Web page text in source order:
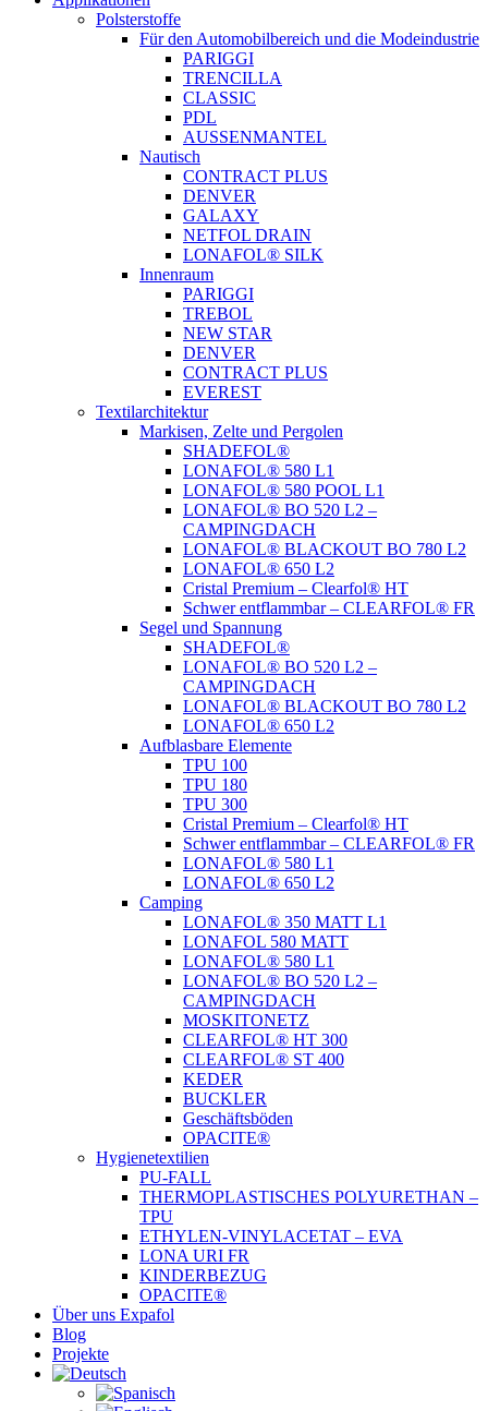
Polsterstoffe
Für den Automobilbereich und die Modeindustrie
PARIGGI
TRENCILLA
CLASSIC
PDL
AUSSENMANTEL
Nautisch
CONTRACT PLUS
DENVER
GALAXY
NETFOL DRAIN
LONAFOL® SILK
Innenraum
PARIGGI
TREBOL
NEW STAR
DENVER
CONTRACT PLUS
EVEREST
Textilarchitektur
Markisen, Zelte und Pergolen
SHADEFOL®
LONAFOL® 580 L1
LONAFOL® 580 POOL L1
LONAFOL® BO 520 L2 –
CAMPINGDACH
LONAFOL® BLACKOUT BO 780 L2
LONAFOL® 650 L2
Cristal Premium – Clearfol® HT
Schwer entflammbar – CLEARFOL® FR
Segel und Spannung
SHADEFOL®
LONAFOL® BO 520 L2 –
CAMPINGDACH
LONAFOL® BLACKOUT BO 780 L2
LONAFOL® 650 L2
Aufblasbare Elemente
TPU 100
TPU 180
TPU 300
Cristal Premium – Clearfol® HT
Schwer entflammbar – CLEARFOL® FR
LONAFOL® 580 L1
LONAFOL® 650 L2
Camping
LONAFOL® 350 MATT L1
LONAFOL 580 MATT
LONAFOL® 580 L1
LONAFOL® BO 520 L2 –
CAMPINGDACH
MOSKITONETZ
CLEARFOL® HT 300
CLEARFOL® ST 400
KEDER
BUCKLER
Geschäftsböden
OPACITE®
Hygienetextilien
PU-FALL
THERMOPLASTISCHES POLYURETHAN –
TPU
ETHYLEN-VINYLACETAT – EVA
LONA URI FR
KINDERBEZUG
OPACITE®
Über uns Expafol
Blog
Projekte